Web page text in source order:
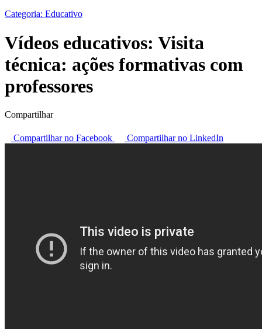
Categoria: Educativo
Vídeos educativos: Visita
técnica: ações formativas com
professores
Compartilhar
Compartilhar no Facebook Compartilhar no LinkedIn